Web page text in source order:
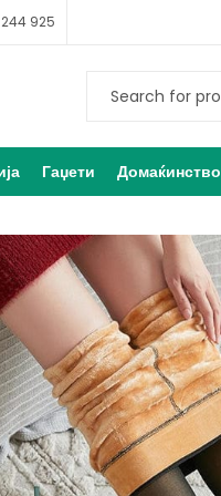
925
Гаџети Домаќинство